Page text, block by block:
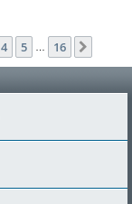
16
4 5 16